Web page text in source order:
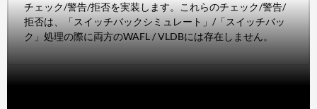
チェック/警告/拒否を実装します。これらのチェック/警告/
拒否は、「スイッチバックシミュレート」/「スイッチバッ
ク」処理の際に両方のWAFL / VLDBには存在しません。